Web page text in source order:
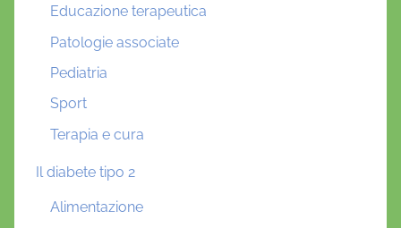
Educazione terapeutica
Patologie associate
Pediatria
Sport
Terapia e cura
Il diabete tipo 2
Alimentazione